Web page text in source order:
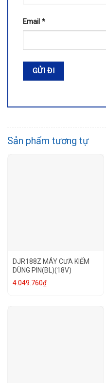
Email *
Sản phẩm tương tự
DJR188Z MÁY CƯA KIẾM
DÙNG PIN(BL)(18V)
4.049.760₫